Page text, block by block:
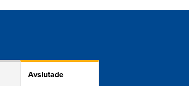
Avslutade